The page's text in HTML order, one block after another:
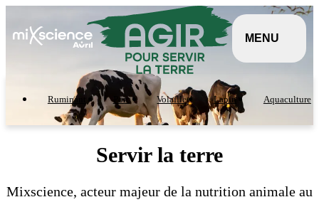
Panneau de gestion des cookies
MENU
Ruminant Porc Volaille Lapin Aquaculture
Servir la terre
Mixscience, acteur majeur de la nutrition animale au